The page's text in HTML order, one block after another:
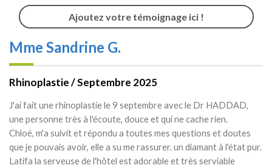
Ajoutez votre témoignage ici !
Mme Sandrine G.
Rhinoplastie / Septembre 2025
J'ai fait une rhinoplastie le 9 septembre avec le Dr HADDAD,
une personne très à l'écoute, douce et qui ne cache rien.
Chloé, m'a suivit et répondu a toutes mes questions et doutes
que je pouvais avoir, elle a su me rassurer. un diamant à l'état pur.
Latifa la serveuse de l'hôtel est adorable et très serviable